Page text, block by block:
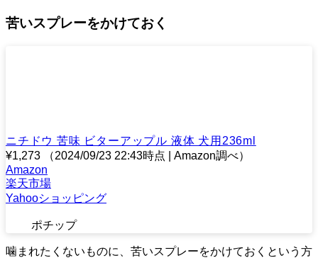
苦いスプレーをかけておく
ニチドウ 苦味 ビターアップル 液体 犬用236ml
¥1,273
（2024/09/23 22:43時点 | Amazon調べ）
Amazon
楽天市場
Yahooショッピング
ポチップ
噛まれたくないものに、苦いスプレーをかけておくという方